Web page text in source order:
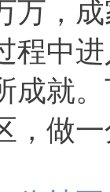
万，
程中
成就
，做